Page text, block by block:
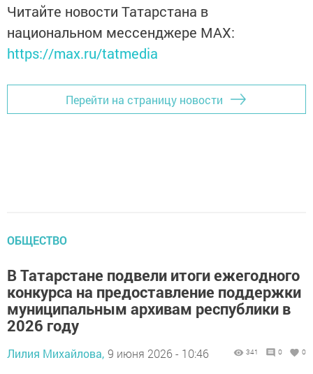
Читайте новости Татарстана в
национальном мессенджере MАХ:
https://max.ru/tatmedia
Перейти на страницу новости
ОБЩЕСТВО
В Татарстане подвели итоги ежегодного
конкурса на предоставление поддержки
муниципальным архивам республики в
2026 году
Лилия Михайлова, 9 июня 2026 - 10:46 341 0 0